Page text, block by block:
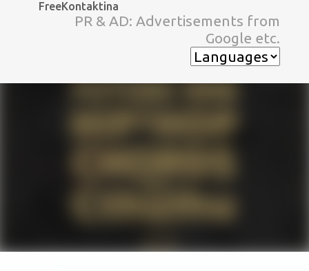
スキップしてメイン コンテンツに移動
FreeKontaktina
PR & AD: Advertisements from
Google etc.